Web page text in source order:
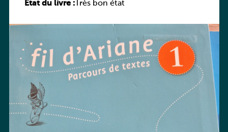
État du livre :Très bon état